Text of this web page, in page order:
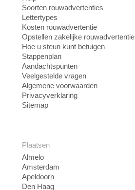
Soorten rouwadvertenties
Lettertypes
Kosten rouwadvertentie
Opstellen zakelijke rouwadvertentie
Hoe u steun kunt betuigen
Stappenplan
Aandachtspunten
Veelgestelde vragen
Algemene voorwaarden
Privacyverklaring
Sitemap
Plaatsen
Almelo
Amsterdam
Apeldoorn
Den Haag